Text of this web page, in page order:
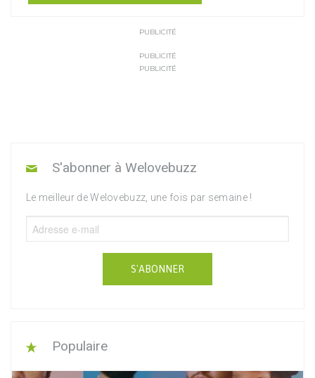
PUBLICITÉ
PUBLICITÉ
PUBLICITÉ
S'abonner à Welovebuzz
Le meilleur de Welovebuzz, une fois par semaine !
S'ABONNER
Populaire